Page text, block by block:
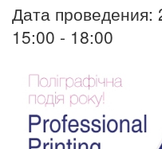
Дата проведения:
15:00 - 18:00